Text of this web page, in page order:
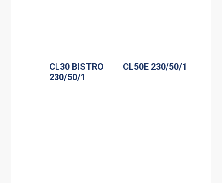
CL30 BISTRO
230/50/1
CL50E 230/50/1